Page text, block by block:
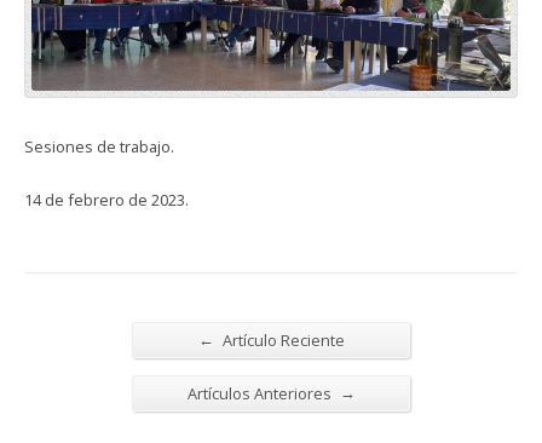
Sesiones de trabajo.
14 de febrero de 2023.
← Artículo Reciente
Artículos Anteriores →